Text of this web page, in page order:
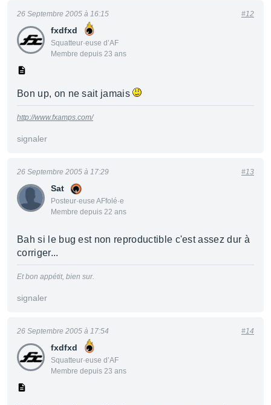
fxdfxd
Squatteur·euse d’AF
Membre depuis 23 ans
26 Septembre 2005 à 16:15 #12
Bon up, on ne sait jamais
http://www.fxamps.com/
signaler
Sat
Posteur·euse AFfolé·e
Membre depuis 22 ans
26 Septembre 2005 à 17:29 #13
Bah si le bug est non reproductible c'est assez dur à
corriger...
Et bon appétit, bien sur.
signaler
fxdfxd
Squatteur·euse d’AF
Membre depuis 23 ans
26 Septembre 2005 à 17:54 #14